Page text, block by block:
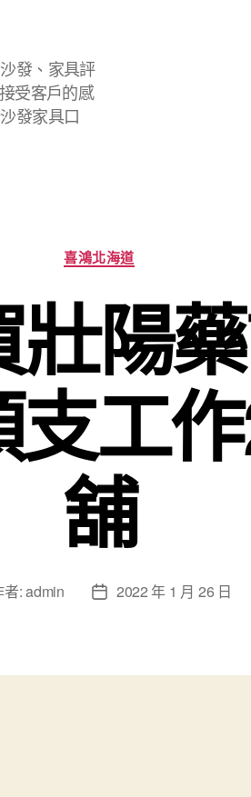
發、家具評
受客戶的感
發家具口
分
類
喜鴻北海道
壯陽
工
舖
者:admin
文
日
2022 年 1 月 26 日